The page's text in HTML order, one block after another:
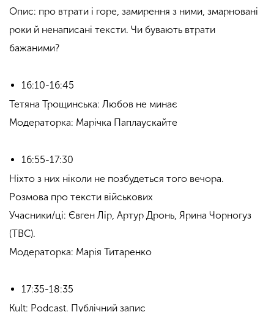
Опис: про втрати і горе, замирення з ними, змарновані
роки й ненаписані тексти. Чи бувають втрати
бажаними?
16:10-16:45
Тетяна Трощинська: Любов не минає
Модераторка: Марічка Паплаускайте
16:55-17:30
Ніхто з них ніколи не позбудеться того вечора.
Розмова про тексти військових
Учасники/ці: Євген Лір, Артур Дронь, Ярина Чорногуз
(TBC).
Модераторка: Марія Титаренко
17:35-18:35
Kult: Podcast. Публічний запис